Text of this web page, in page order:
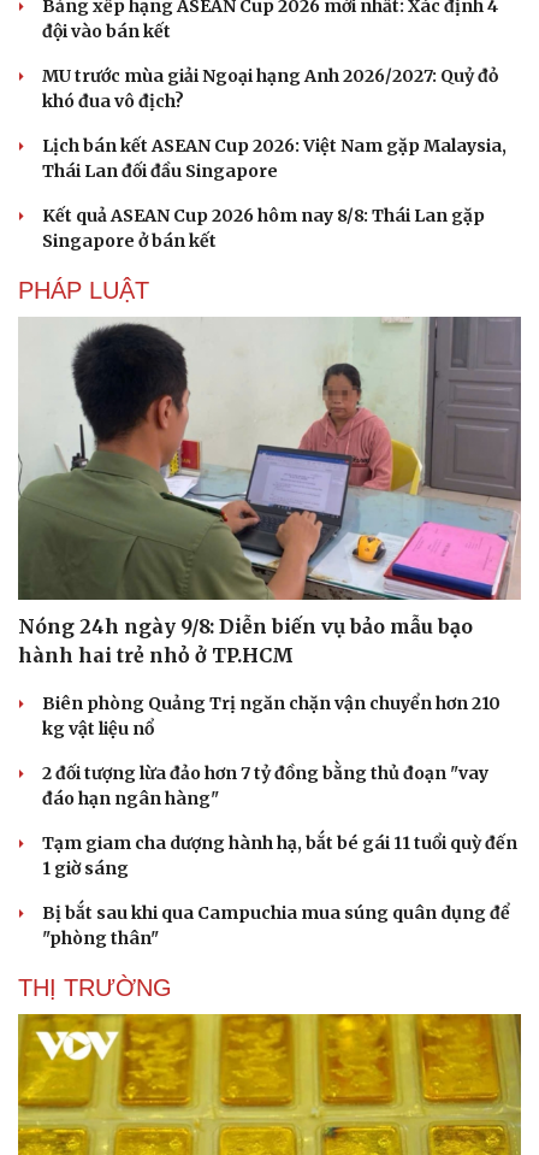
Sân khấu - Điện ảnh
Văn học
Di sản
Giải trí
Nghệ sĩ
Thời trang
Bảng xếp hạng ASEAN Cup 2026 mới nhất: Xác định 4
đội vào bán kết
MU trước mùa giải Ngoại hạng Anh 2026/2027: Quỷ đỏ
khó đua vô địch?
Lịch bán kết ASEAN Cup 2026: Việt Nam gặp Malaysia,
Thái Lan đối đầu Singapore
Kết quả ASEAN Cup 2026 hôm nay 8/8: Thái Lan gặp
Singapore ở bán kết
PHÁP LUẬT
Nóng 24h ngày 9/8: Diễn biến vụ bảo mẫu bạo
hành hai trẻ nhỏ ở TP.HCM
Biên phòng Quảng Trị ngăn chặn vận chuyển hơn 210
kg vật liệu nổ
2 đối tượng lừa đảo hơn 7 tỷ đồng bằng thủ đoạn "vay
đáo hạn ngân hàng"
Tạm giam cha dượng hành hạ, bắt bé gái 11 tuổi quỳ đến
1 giờ sáng
Bị bắt sau khi qua Campuchia mua súng quân dụng để
"phòng thân"
THỊ TRƯỜNG